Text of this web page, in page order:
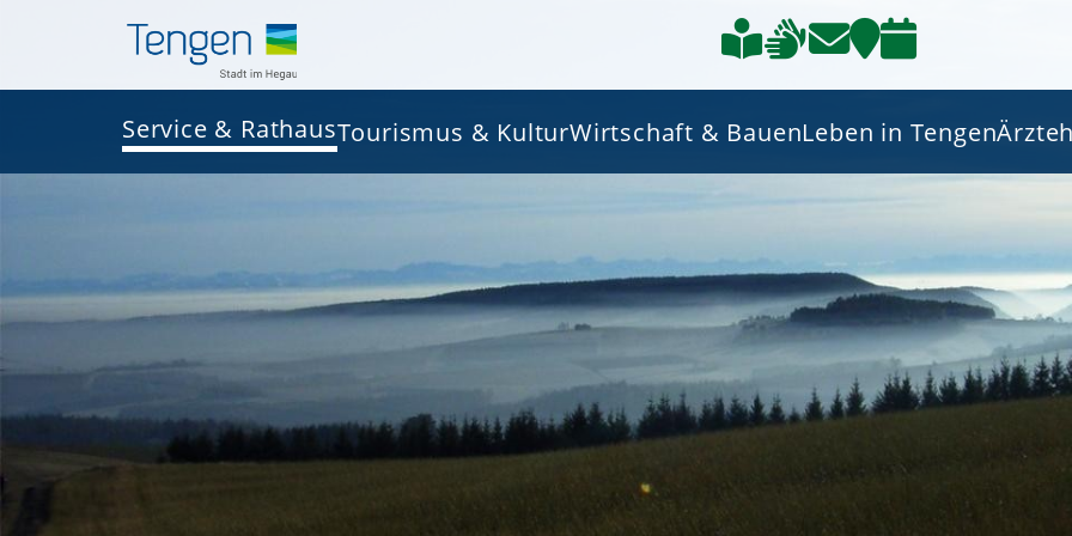
Service & RathausTourismus & KulturWirtschaft & BauenLeben in Tengen